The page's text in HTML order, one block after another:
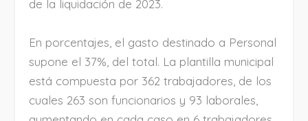
de la liquidación de 2023.
En porcentajes, el gasto destinado a Personal
supone el 37%, del total. La plantilla municipal
está compuesta por 362 trabajadores, de los
cuales 263 son funcionarios y 93 laborales,